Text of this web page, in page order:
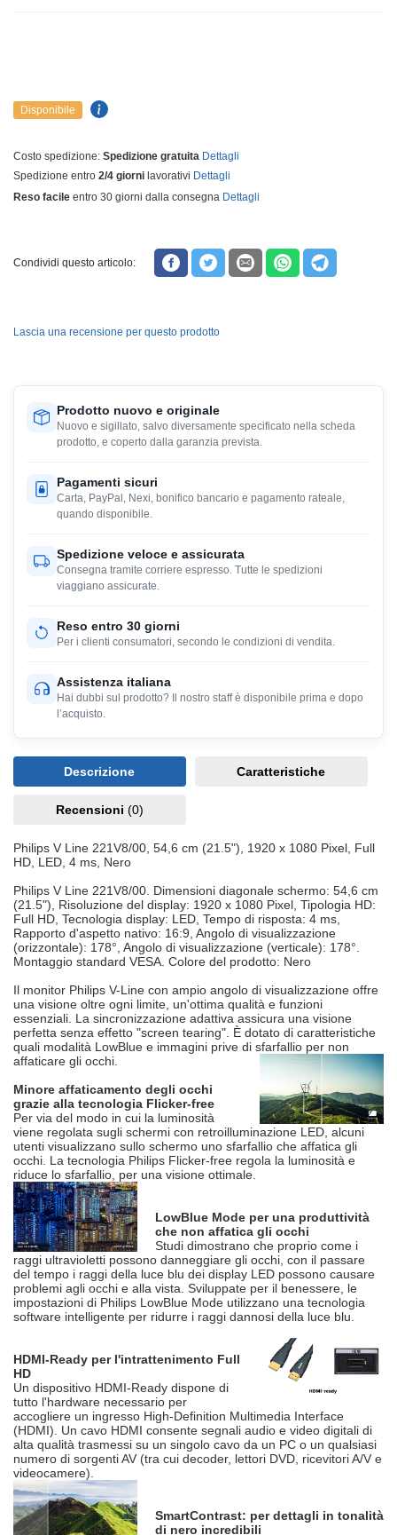
Disponibile
Costo spedizione: Spedizione gratuita Dettagli
Spedizione entro 2/4 giorni lavorativi Dettagli
Reso facile entro 30 giorni dalla consegna Dettagli
Condividi questo articolo:
Lascia una recensione per questo prodotto
Prodotto nuovo e originale
Nuovo e sigillato, salvo diversamente specificato nella scheda
prodotto, e coperto dalla garanzia prevista.
Pagamenti sicuri
Carta, PayPal, Nexi, bonifico bancario e pagamento rateale,
quando disponibile.
Spedizione veloce e assicurata
Consegna tramite corriere espresso. Tutte le spedizioni
viaggiano assicurate.
Reso entro 30 giorni
Per i clienti consumatori, secondo le condizioni di vendita.
Assistenza italiana
Hai dubbi sul prodotto? Il nostro staff è disponibile prima e dopo
l’acquisto.
Descrizione Caratteristiche
Recensioni (0)
Philips V Line 221V8/00, 54,6 cm (21.5"), 1920 x 1080 Pixel, Full
HD, LED, 4 ms, Nero
Philips V Line 221V8/00. Dimensioni diagonale schermo: 54,6 cm
(21.5"), Risoluzione del display: 1920 x 1080 Pixel, Tipologia HD:
Full HD, Tecnologia display: LED, Tempo di risposta: 4 ms,
Rapporto d'aspetto nativo: 16:9, Angolo di visualizzazione
(orizzontale): 178°, Angolo di visualizzazione (verticale): 178°.
Montaggio standard VESA. Colore del prodotto: Nero
Il monitor Philips V-Line con ampio angolo di visualizzazione offre
una visione oltre ogni limite, un'ottima qualità e funzioni
essenziali. La sincronizzazione adattiva assicura una visione
perfetta senza effetto "screen tearing". È dotato di caratteristiche
quali modalità LowBlue e immagini prive di sfarfallio per non
affaticare gli occhi.
Minore affaticamento degli occhi
grazie alla tecnologia Flicker-free
Per via del modo in cui la luminosità
viene regolata sugli schermi con retroilluminazione LED, alcuni
utenti visualizzano sullo schermo uno sfarfallio che affatica gli
occhi. La tecnologia Philips Flicker-free regola la luminosità e
riduce lo sfarfallio, per una visione ottimale.
LowBlue Mode per una produttività
che non affatica gli occhi
Studi dimostrano che proprio come i
raggi ultravioletti possono danneggiare gli occhi, con il passare
del tempo i raggi della luce blu dei display LED possono causare
problemi agli occhi e alla vista. Sviluppate per il benessere, le
impostazioni di Philips LowBlue Mode utilizzano una tecnologia
software intelligente per ridurre i raggi dannosi della luce blu.
HDMI-Ready per l'intrattenimento Full
HD
Un dispositivo HDMI-Ready dispone di
tutto l'hardware necessario per
accogliere un ingresso High-Definition Multimedia Interface
(HDMI). Un cavo HDMI consente segnali audio e video digitali di
alta qualità trasmessi su un singolo cavo da un PC o un qualsiasi
numero di sorgenti AV (tra cui decoder, lettori DVD, ricevitori A/V e
videocamere).
SmartContrast: per dettagli in tonalità
di nero incredibili